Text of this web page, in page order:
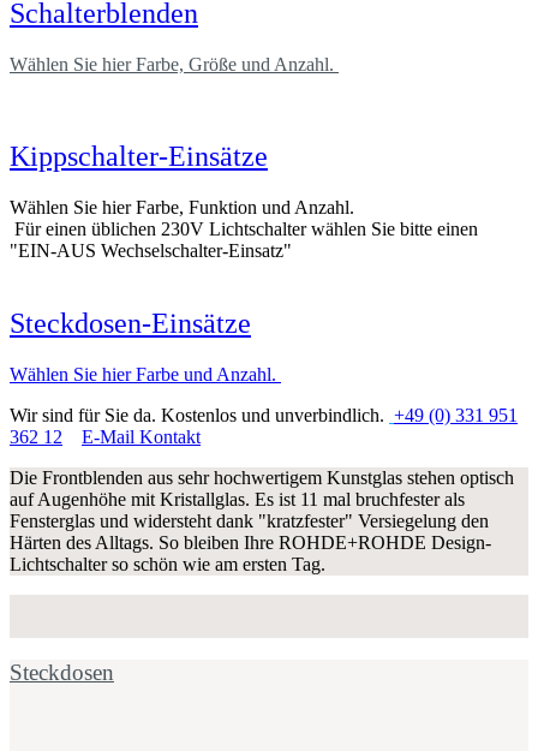
Schalterblenden
Wählen Sie hier Farbe, Größe und Anzahl.
Kippschalter-Einsätze
Wählen Sie hier Farbe, Funktion und Anzahl.
Für einen üblichen 230V Lichtschalter wählen Sie bitte einen
"EIN-AUS Wechselschalter-Einsatz"
Steckdosen-Einsätze
Wählen Sie hier Farbe und Anzahl.
Wir sind für Sie da. Kostenlos und unverbindlich. +49 (0) 331 951
362 12
E-Mail Kontakt
Die Frontblenden aus sehr hochwertigem Kunstglas stehen optisch
auf Augenhöhe mit Kristallglas. Es ist 11 mal bruchfester als
Fensterglas und widersteht dank "kratzfester" Versiegelung den
Härten des Alltags. So bleiben Ihre ROHDE+ROHDE Design-
Lichtschalter so schön wie am ersten Tag.
Steckdosen